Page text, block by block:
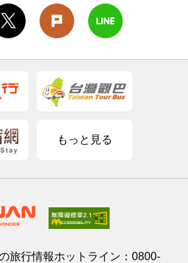
もっと見る
旅行情報ホットライン： 0800-